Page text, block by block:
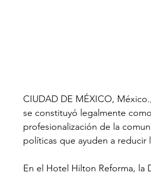
CIUDAD DE MÉXICO,
se constituyó legalmente
profesionalización de la
políticas que ayuden a reducir
En el Hotel Hilton Reforma, la